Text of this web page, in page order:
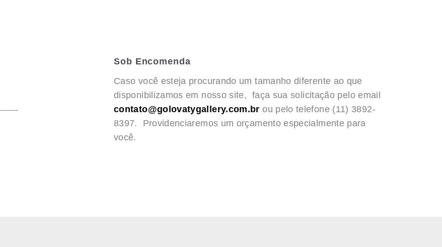
Sob Encomenda
Caso você esteja procurando um tamanho diferente ao que
disponibilizamos em nosso site, faça sua solicitação pelo email
contato@golovatygallery.com.br ou pelo telefone (11) 3892-
8397. Providenciaremos um orçamento especialmente para
você.